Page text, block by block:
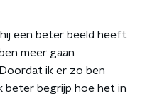
een beter beeld heeft
meer gaan
ik er zo ben
beter begrijp hoe het in